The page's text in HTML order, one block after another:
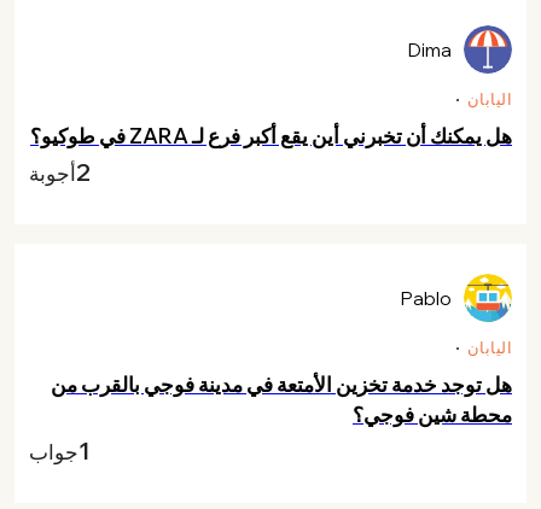
اليابان
هل يمكنك أن تخبرني أين يقع أكبر فرع لـ ZARA في طوكيو؟
Dima
2أجوبة
اليابان
هل توجد خدمة تخزين الأمتعة في مدينة فوجي بالقرب من
محطة شين فوجي؟
Pablo
1جواب